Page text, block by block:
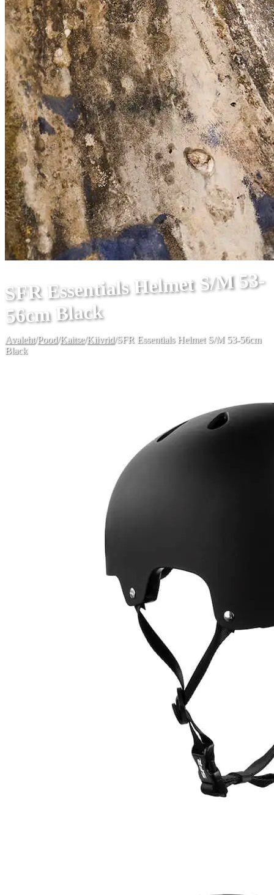
SFR Essentials Helmet S/M 53-
56cm Black
Avaleht/Pood/Kaitse/Kiivrid/SFR Essentials Helmet S/M 53-56cm
Black